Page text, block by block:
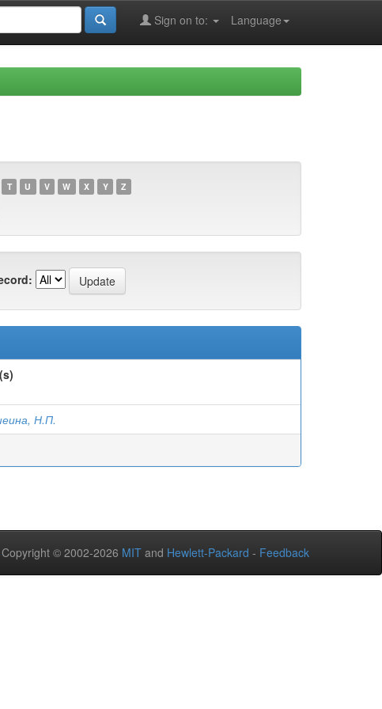
Language
Sign on to:
T U V W X Y Z
Н.П.
Copyright © 2002-2026 MIT and Hewlett-Packard - Feedback